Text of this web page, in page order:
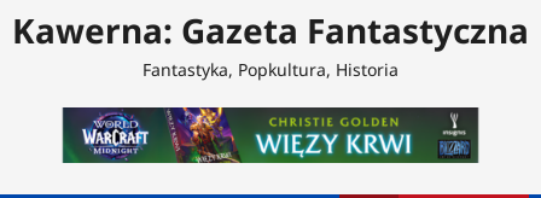
Kawerna: Gazeta Fantastyczna
Fantastyka, Popkultura, Historia